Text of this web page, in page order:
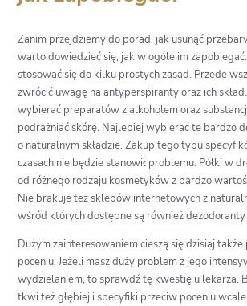
Zanim przejdziemy do porad, jak usunąć
warto dowiedzieć się, jak w ogóle im
stosować się do kilku prostych zasad. Przede
zwrócić uwagę na antyperspiranty oraz ich
wybierać preparatów z alkoholem oraz
podrażniać skórę. Najlepiej wybierać te bardzo
o naturalnym składzie. Zakup tego typu
czasach nie będzie stanowił problemu. Półki w
od różnego rodzaju kosmetyków z bardzo
Nie brakuje też sklepów internetowych z
wśród których dostępne są również
Dużym zainteresowaniem cieszą się dzisiaj
poceniu. Jeżeli masz duży problem z jego
wydzielaniem, to sprawdź tę kwestię u lekarza.
tkwi też głębiej i specyfiki przeciw poceniu